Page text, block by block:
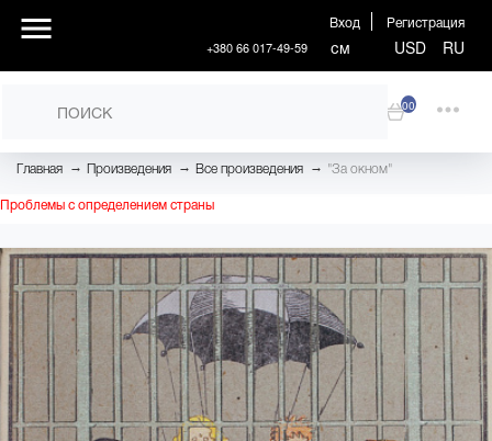
Вход Регистрация
+380 66 017-49-59 см USD RU
00
Главная → Произведения → Все произведения → "За окном"
Проблемы с определением страны